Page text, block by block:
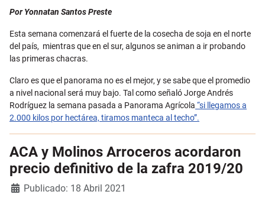
Por Yonnatan Santos Preste
Esta semana comenzará el fuerte de la cosecha de soja en el norte
del país, mientras que en el sur, algunos se animan a ir probando
las primeras chacras.
Claro es que el panorama no es el mejor, y se sabe que el promedio
a nivel nacional será muy bajo. Tal como señaló Jorge Andrés
Rodríguez la semana pasada a Panorama Agrícola “si llegamos a
2.000 kilos por hectárea, tiramos manteca al techo”.
ACA y Molinos Arroceros acordaron
precio definitivo de la zafra 2019/20
DetallesPublicado: 18 Abril 2021